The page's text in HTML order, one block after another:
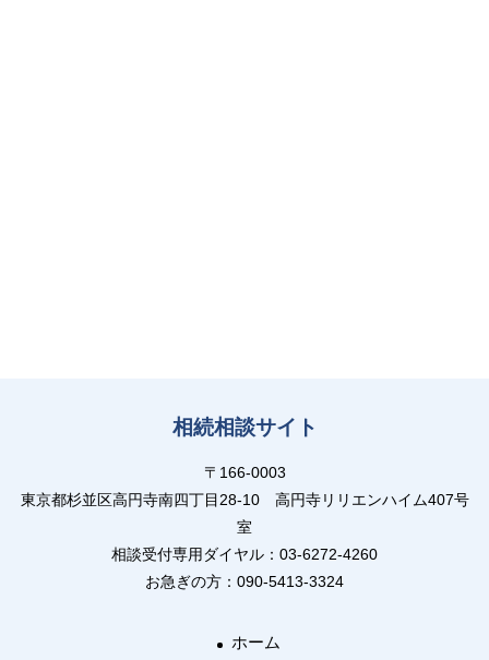
相続相談サイト
〒166-0003
東京都杉並区高円寺南四丁目28-10 高円寺リリエンハイム407号
室
相談受付専用ダイヤル：03-6272-4260
お急ぎの方：090-5413-3324
ホーム